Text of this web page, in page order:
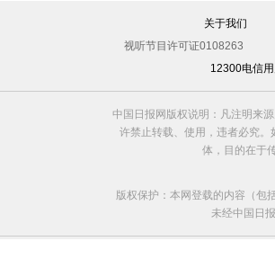
关于我们
视听节目许可证0108263
12300电信
中国日报网版权说明：凡注明来
许禁止转载、使用，违者必究
体，目的在于
版权保护：本网登载的内容（包
未经中国日